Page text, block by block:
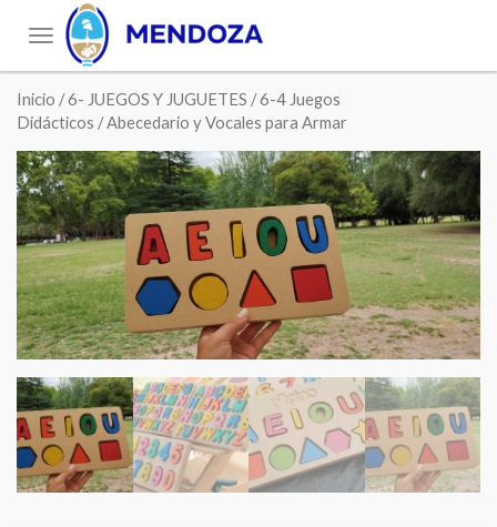
Toggle
navigation
Inicio /6- JUEGOS Y JUGUETES /6-4 Juegos
Didácticos / Abecedario y Vocales para Armar